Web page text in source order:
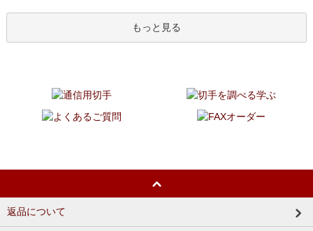
もっと見る
返品について